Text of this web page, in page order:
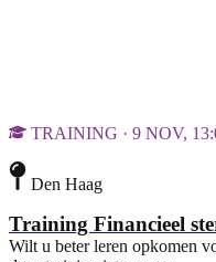
TRAINING · 9 NOV,
Den Haag
Training Financieel
Wilt u beter leren opkomen